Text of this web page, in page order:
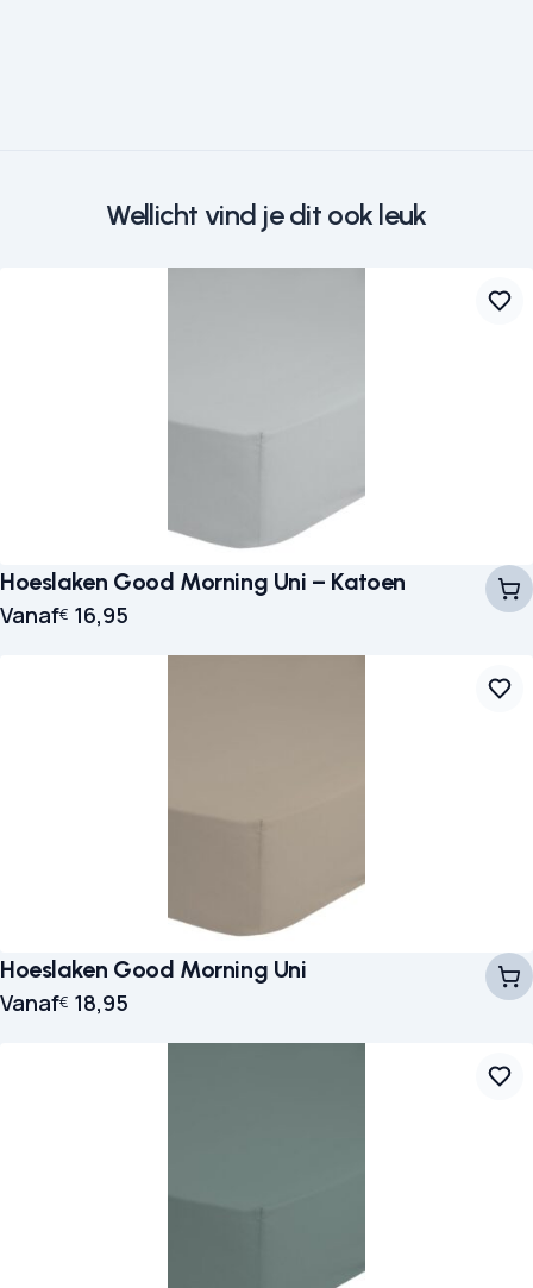
Wellicht vind je dit ook leuk
Hoeslaken Good Morning Uni – Katoen
Vanaf€ 16,95
Hoeslaken Good Morning Uni
Vanaf€ 18,95